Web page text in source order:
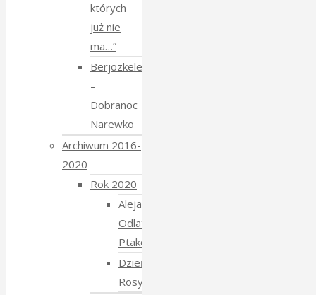
których
już nie
ma…”
Berjozkele
–
Dobranoc
Narewko
Archiwum 2016-
2020
Rok 2020
Aleja
Odlatujących
Ptaków
Dzień
Rosyjski